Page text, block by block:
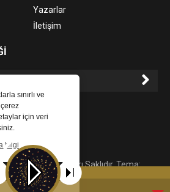
sınırlı ve
için veri
bilgi
Yazarlar
İletişim
daha hızlı erişin.
. Tüm Hakları Saklıdır. Tema:
uyarlanmıştır.